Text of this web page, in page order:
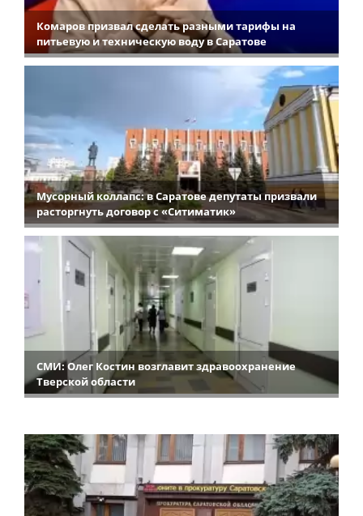
Комаров призвал сделать разными тарифы на
питьевую и техническую воду в Саратове
Мусорный коллапс: в Саратове депутаты призвали
расторгнуть договор с «Ситиматик»
СМИ: Олег Костин возглавит здравоохранение
Тверской области